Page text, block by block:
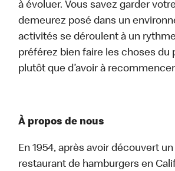
à évoluer. Vous savez garder
demeurez posé dans un
activités se déroulent à un
préférez bien faire les choses du
plutôt que d’avoir à
À propos de nous
En 1954, après avoir découvert
restaurant de hamburgers en